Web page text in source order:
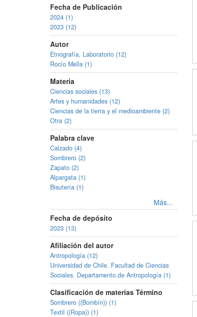
Fecha de Publicación
2024 (1)
2023 (12)
Autor
Etnografía, Laboratorio (12)
Rocío Mella (1)
Materia
Ciencias sociales (13)
Artes y humanidades (12)
Ciencias de la tierra y el medioambiente (2)
Otra (2)
Palabra clave
Calzado (4)
Sombrero (2)
Zapato (2)
Alpargata (1)
Bisutería (1)
Más...
Fecha de depósito
2023 (13)
Afiliación del autor
Antropología (12)
Universidad de Chile. Facultad de Ciencias
Sociales. Departamento de Antropología (1)
Clasificación de materias Término
Sombrero ((Bombín)) (1)
Textil ((Ropa)) (1)